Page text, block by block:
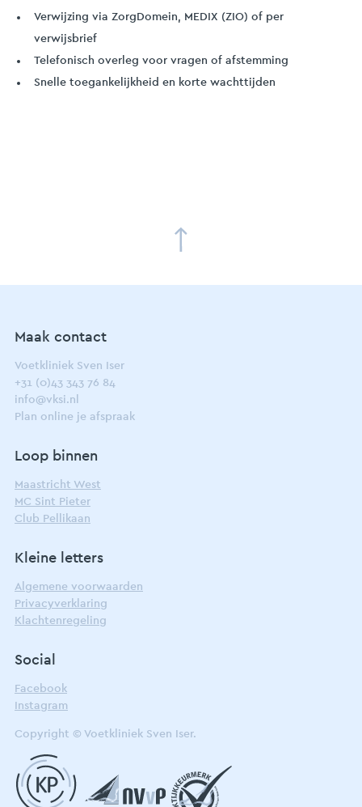
Verwijzing via ZorgDomein, MEDIX (ZIO) of per
verwijsbrief
Telefonisch overleg voor vragen of afstemming
Snelle toegankelijkheid en korte wachttijden
Maak contact
Voetkliniek Sven Iser
+31 (0)43 343 76 84
info@vksi.nl
Plan online je afspraak
Loop binnen
Maastricht West
MC Sint Pieter
Club Pellikaan
Kleine letters
Algemene voorwaarden
Privacyverklaring
Klachtenregeling
Social
Facebook
Instagram
Copyright © Voetkliniek Sven Iser.